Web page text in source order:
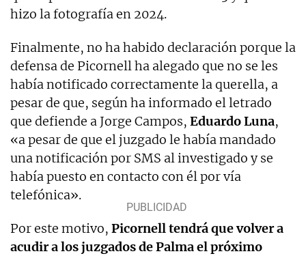
hizo la fotografía en 2024.
Finalmente, no ha habido declaración porque la
defensa de Picornell ha alegado que no se les
había notificado correctamente la querella, a
pesar de que, según ha informado el letrado
que defiende a Jorge Campos, Eduardo Luna,
«a pesar de que el juzgado le había mandado
una notificación por SMS al investigado y se
había puesto en contacto con él por vía
telefónica».
Por este motivo, Picornell tendrá que volver a
acudir a los juzgados de Palma el próximo